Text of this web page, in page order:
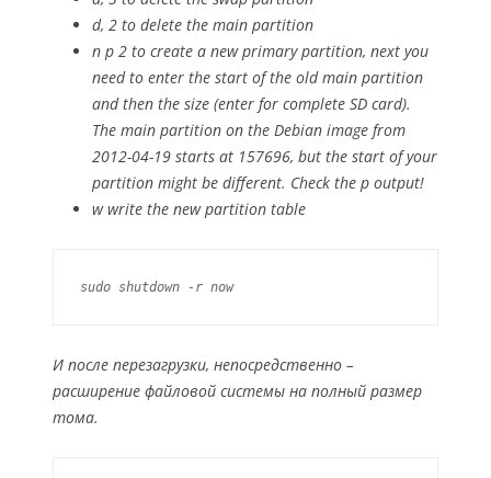
d, 2 to delete the main partition
n p 2 to create a new primary partition, next you
need to enter the start of the old main partition
and then the size (enter for complete SD card).
The main partition on the Debian image from
2012-04-19 starts at 157696, but the start of your
partition might be different. Check the p output!
wwrite the new partition table
sudo shutdown -r now
И после перезагрузки, непосредственно –
расширение файловой системы на полный размер
тома.